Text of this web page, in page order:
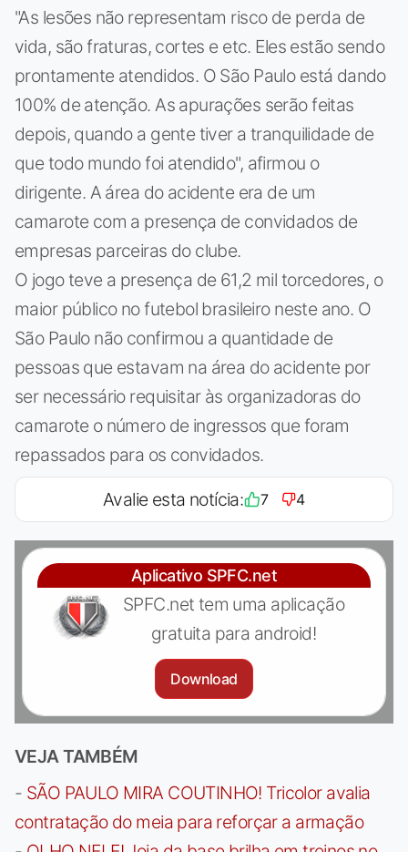
"As lesões não representam risco de perda de
vida, são fraturas, cortes e etc. Eles estão sendo
prontamente atendidos. O São Paulo está dando
100% de atenção. As apurações serão feitas
depois, quando a gente tiver a tranquilidade de
que todo mundo foi atendido", afirmou o
dirigente. A área do acidente era de um
camarote com a presença de convidados de
empresas parceiras do clube.
O jogo teve a presença de 61,2 mil torcedores, o
maior público no futebol brasileiro neste ano. O
São Paulo não confirmou a quantidade de
pessoas que estavam na área do acidente por
ser necessário requisitar às organizadoras do
camarote o número de ingressos que foram
repassados para os convidados.
Avalie esta notícia: 7 4
Aplicativo SPFC.net
SPFC.net tem uma aplicação
gratuita para android!
Download
VEJA TAMBÉM
- SÃO PAULO MIRA COUTINHO! Tricolor avalia
contratação do meia para reforçar a armação